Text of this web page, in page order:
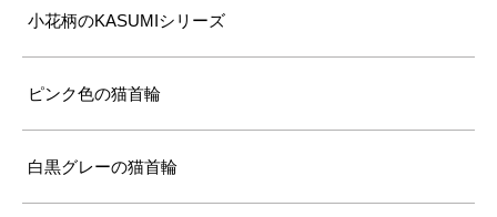
小花柄のKASUMIシリーズ
ピンク色の猫首輪
白黒グレーの猫首輪